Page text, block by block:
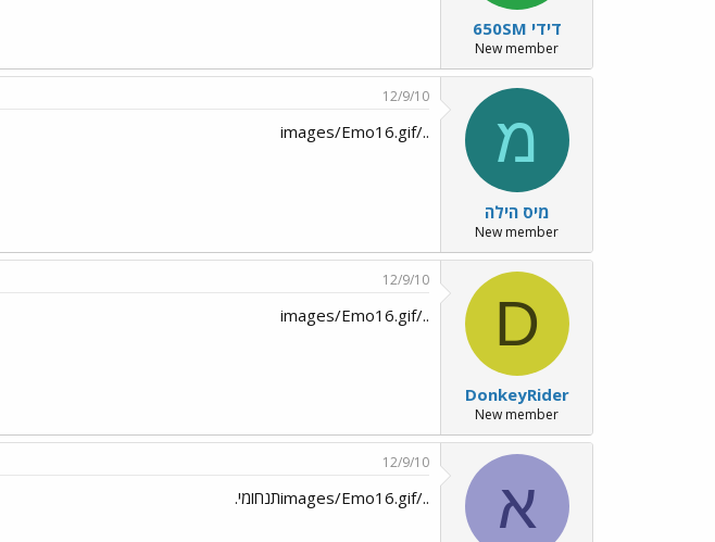
דידי 650SM
New member
מ
מיס הילה
New member
12/9/10
../images/Emo16.gif
D
DonkeyRider
New member
12/9/10
../images/Emo16.gif
א
12/9/10
../images/Emo16.gifתנחומי.